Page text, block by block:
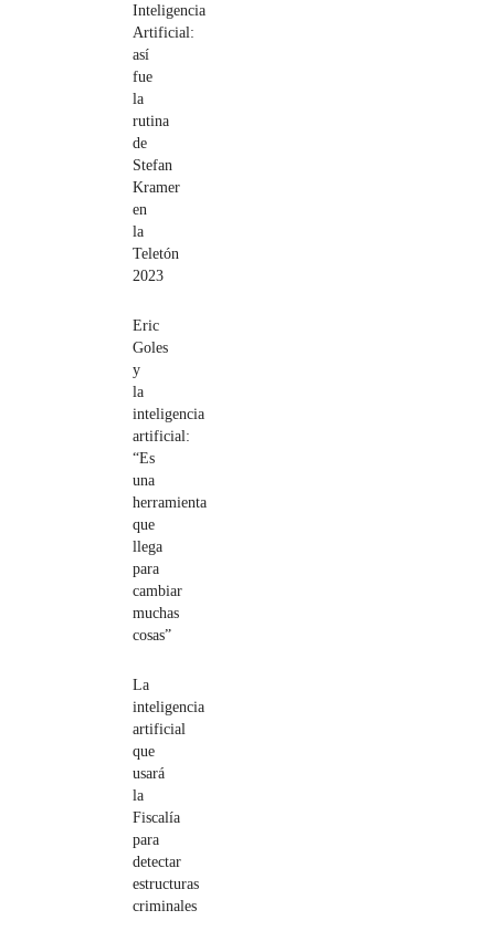
Inteligencia
Artificial:
así
fue
la
rutina
de
Stefan
Kramer
en
la
Teletón
2023
Eric
Goles
y
la
inteligencia
artificial:
“Es
una
herramienta
que
llega
para
cambiar
muchas
cosas”
La
inteligencia
artificial
que
usará
la
Fiscalía
para
detectar
estructuras
criminales